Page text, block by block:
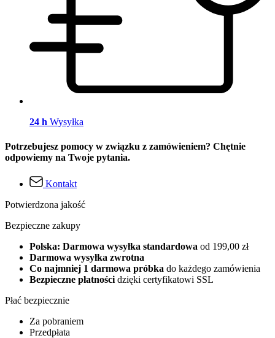
24 h Wysyłka
Potrzebujesz pomocy w związku z zamówieniem? Chętnie
odpowiemy na Twoje pytania.
Kontakt
Potwierdzona jakość
Bezpieczne zakupy
Polska: Darmowa wysyłka standardowa od 199,00 zł
Darmowa wysyłka zwrotna
Co najmniej 1 darmowa próbka do każdego zamówienia
Bezpieczne płatności dzięki certyfikatowi SSL
Płać bezpiecznie
Za pobraniem
Przedpłata